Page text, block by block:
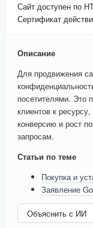
Сайт доступен по
Сертификат
Описание
Для продвижения
посетителями. Это
клиентов к
конверсию и рост
запросам.
Статьи по теме
Покупка и
Заявление
Объяснить с ИИ